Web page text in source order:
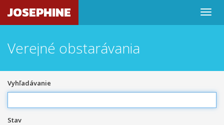
JOSEPHINE
Verejné obstarávania
Vyhľadávanie
Stav